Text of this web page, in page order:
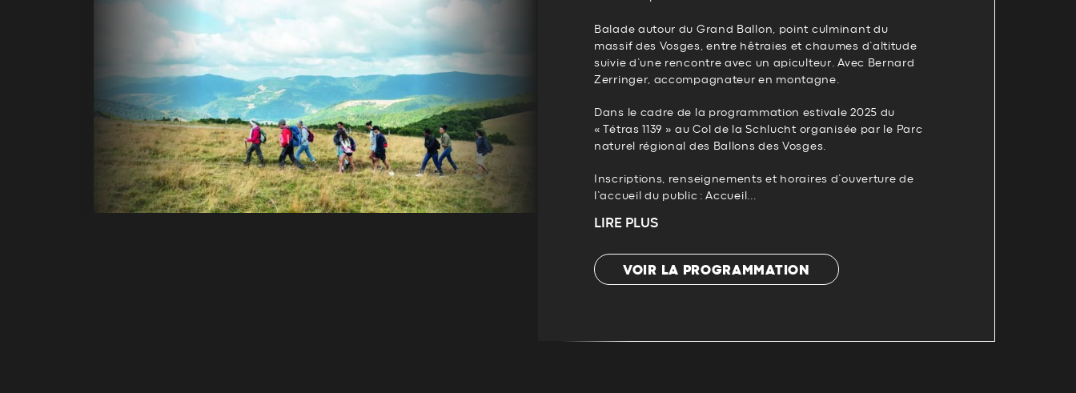
Balade autour du Grand Ballon, point culminant du
massif des Vosges, entre hêtraies et chaumes d’altitude
suivie d’une rencontre avec un apiculteur. Avec Bernard
Zerringer, accompagnateur en montagne.
Dans le cadre de la programmation estivale 2025 du
« Tétras 1139 » au Col de la Schlucht organisée par le Parc
naturel régional des Ballons des Vosges.
Inscriptions, renseignements et horaires d’ouverture de
l’accueil du public : Accueil...
LIRE PLUS
VOIR LA PROGRAMMATION